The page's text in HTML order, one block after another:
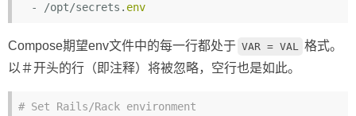
  - /opt/secrets.
env
Compose期望env文件中的每一行都处于 VAR = VAL
格式。
以＃开头的行（即注释）将被忽略，空行也是如此。
# Set Rails/Rack environment